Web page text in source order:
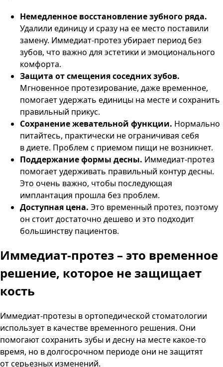
Немедленное восстановление зубного ряда.
Удалили единицу и сразу на ее место поставили
замену. Иммедиат-протез убирает период без
зубов, что важно для эстетики и эмоционального
комфорта.
Защита от смещения соседних зубов.
Мгновенное протезирование, даже временное,
помогает удержать единицы на месте и сохранить
правильный прикус.
Сохранение жевательной функции. Нормально
питайтесь, практически не ограничивая себя
в диете. Проблем с приемом пищи не возникнет.
Поддержание формы десны. Иммедиат-протез
помогает удерживать правильный контур десны.
Это очень важно, чтобы последующая
имплантация прошла без проблем.
Доступная цена. Это временный протез, поэтому
он стоит достаточно дешево и это подходит
большинству пациентов.
Иммедиат-протез – это временное
решение, которое не защищает
кость
Иммедиат-протезы в ортопедической стоматологии
использует в качестве временного решения. Они
помогают сохранить зубы и десну на месте какое-то
время, но в долгосрочном периоде они не защитят
от серьезных изменений.